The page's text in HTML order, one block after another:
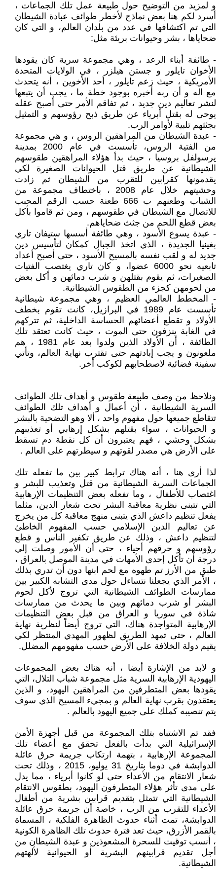
و لمزيد من التوضيح حول طبيعة عمل تلك الجماعات ،
أسرد لكم هنا بعض نماذج لأخطر طوائف عبادة الشيطان
التي تم اكتشافها في عدد من بلدان العالم، و التي كان
ضحاياها ، بشر وحيوانات بريئة مثل:
- طائفة أبناء الرعد ، وهي مجموعة سرية كان يقودها
الأخوان تايلور و جستن هيلزر ، في الولايات المتحدة
الأمريكية ، حيث زعم تايلور ، أحد الأخوين ، أنه يتحدث
مع اله و أن ربه أخبره بوجود خطة ما ، يجب أن يتبعها
لنشر تعاليم دين جديد ، ثم تفاقم الأمر حتى أصبح عقله
يوحى له بقتل أبرياء عن طريق ذبح رؤوسهم و التمثيل
بجثثهم تلبية لأوامر الرب.
- عبدة الشيطان من المراهقين الروس ، و هي مجموعة
من الفتية الروس، تأسست في عام 2000 بمدينة
يرسولفل بروسيا ، حيث بدأ هؤلاء المراهقين طقوسهم
الشيطانية عن طريق قتل الحيوانات الصغيرة لكي
يقدمونها كقرابين للتقرب من الشيطان ثم زادت
وحشيتهم خلال عام 2008 ، باختطاف مجموعة من
الشباب وطعنهم ب 666 طعنة حسب الرقم المحبب
للاتصال مع الشيطان في طقوسهم ، ومن ثم قاموا بأكل
بعض قطع اللحم من جثث ضحاياهم.
- عبدة يسوع الأسود ، وهي طائفة أسسها ستيفان تاري
بغينيا الجديدة ، الذي اتخذ الجبال كمكان لتأسيس دين
جديد له و لقب نفسه بالمسيح الأسود ، حتى أصبح أعداد
تابعيه نحو 6000 عضوا، و كان تاري يغتصب الفتيات
الصغيرات، ثم يقوم بقتلهن و شرب دمائهن و أكل بعض
من لحومهن كجزء من الطقوس الشيطانية.
- المخطط العالمي العظيم ، وهي مجموعة شيطانية
تأسست عام 1989 في البرازيل، كانت تقوم بخطف
الأولاد و تقطع أعضائهم الحساسة الداخلية، ثم تتركهم
في الغابة ينزفون حتى الموت ، حيث كانت تعتقد تلك
الطائفة ، أن الأولاد الذين ولدوا بعد عام 1981 ، هم
ملعونون و يجب إبادتهم حتى تقترب نهاية العالم، وتأتي
سفينة فضائية لاصطحابهم لكوكب أخر.
ونلاحظ من وصف طبيعة طقوس و أهداف تلك الطوائف
السرية الشيطانية ، أن أعمال و أهداف تلك الطوائف
تتقاطع جميعها حول مفهوم واحد ، ألا وهو التضحية بالبشر
و الحيوانات ، سواء بقتلهم بشكل إرهابي أو تعذيبهم
بشكل وحشي ، فهم يعتبرون أن كل نقطة دم تسقط
على الأرض هي مصدر لقوتهم و سيطرتهم على العالم .
لذا أرى هنا ، أنه هناك ترابط كبير بين ما تفعله تلك
الجماعات السرية الشيطانية من قتل وتعذيب للبشر و
اغتصاب للأطفال ، وما تفعله بعض التنظيمات الإرهابية
التي تتبنى نظرية معاقبة البشر تحت شعار الدين، مثلما
يفعل تنظيم داعش الذي يتبنى منهج معاقبة كل من يخرج
عن تعاليم الدين الإسلامي حسب المفهوم الخاطئ
لتنظيم داعش ، وذلك عن طريق تكفير الناس و قطع
رؤوسهم و حرقهم أحياء ، حتى أن الأمور وصلت إلي
درجة أن تأكل إحدى الأمهات في مدينة الموصل بالعراق ،
طبق من الأرز تم طهوه مع لحم ابنها دون أن تدري بذلك
، الأمر الذي يجعلنا نتساءل حول مدى التشابه الكبير بين
ممارسات الطوائف الشيطانية التي تروج لأكل لحوم
البشر أو شرب دمائهم وبين ما يحدث من ممارسات
شاذة في سوريا و العراق من قبل بعض التنظيمات
الإرهابية المتواجدة هناك، التي تروج أيضاً لنظرية نهاية
العالم ، حتى تمهد الطريق لظهور المهدي المنتظر لكي
يقيم دولة الخلافة على الأرض حسب مفهومهم المضلل.
و لابد من الإشارة أيضا ، أنه هناك بعض المجموعات
اليهودية الإرهابية السرية مثل مجموعة شباب التلال، التي
يقودها بعض المتطرفين من المراهقين اليهود، و الذين
يعتقدون بقرب نهاية العالم و بمجيء المسيح الذي سوف
يتم تنصيبه كملك على جميع اليهود بالعالم .
فقد تم الاشتباه بتلك المجموعة من قبل أجهزة الأمن
الإسرائيلية التي بدأت بالفعل تحقق مع أعضاء تلك
المجموعة الإرهابية ، بتهمة ارتكاب جريمة حرق عائلة
الدوابشة في دوما بتاريخ 31 يوليو، 2015 ، وذلك تحت
شعار الانتقام من الأعداء حتى لو كانوا أبرياء ، مما يدل
على مدى تأثر هؤلاء المتطرفون اليهود، بطقوس الانتقام
الشيطانية التي تتمثل بتقديم قرابين بشرية من أطفال
الأعداء للتقرب من الرب ، خاصة أن جريمة حرق عائلة
الدوابشة، تمت أثناء حدوث الظاهرة الفلكية ، المسماة
بالقمر الأزرق، حيث تعد فترة حدوث تلك الظاهرة الكونية
، أنسب توقيت للسحرة المشعوذين و عبدة الشيطان من
أجل تقديم قرابينهم البشرية أو الحيوانية لألهتهم
الشيطانية.